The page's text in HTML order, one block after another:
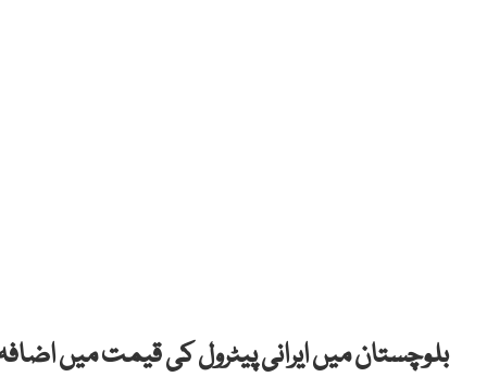
بلوچستان میں ایرانی پیٹرول کی قیمت میں